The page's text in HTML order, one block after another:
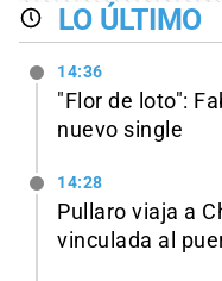
LO ÚLTIMO
14:36
"Flor de loto":
nuevo single
14:28
Pullaro viaja a
vinculada al